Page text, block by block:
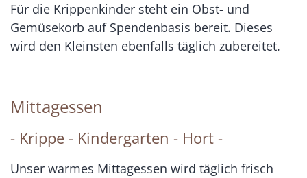
Für die Krippenkinder steht ein Obst- und
Gemüsekorb auf Spendenbasis bereit. Dieses
wird den Kleinsten ebenfalls täglich zubereitet.
Mittagessen
- Krippe - Kindergarten - Hort -
Unser warmes Mittagessen wird täglich frisch